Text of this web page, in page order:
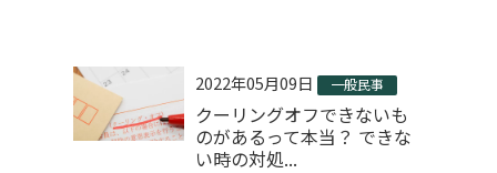
2022年05月09日 一般民事
クーリングオフできないも
のがあるって本当？ できな
い時の対処...